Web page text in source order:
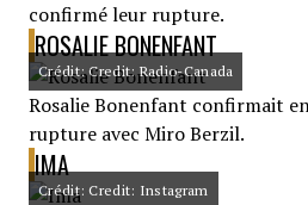
confirmé leur rupture.
ROSALIE BONENFANT
Crédit: Credit: Radio-Canada
Rosalie Bonenfant confirmait
rupture avec Miro Berzil.
IMA
Crédit: Credit: Instagram